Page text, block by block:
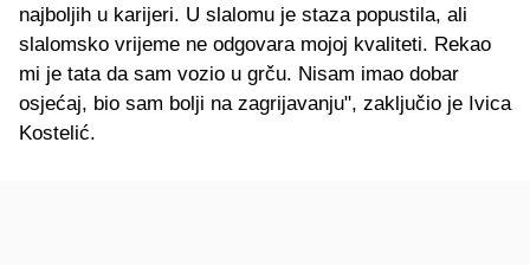
najboljih u karijeri. U slalomu je staza popustila, ali
slalomsko vrijeme ne odgovara mojoj kvaliteti. Rekao
mi je tata da sam vozio u grču. Nisam imao dobar
osjećaj, bio sam bolji na zagrijavanju", zaključio je Ivica
Kostelić.